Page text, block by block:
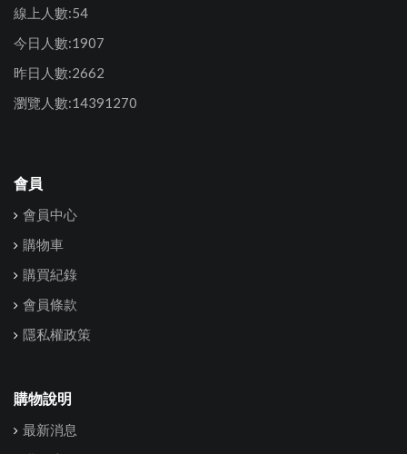
線上人數:54
今日人數:1907
昨日人數:2662
瀏覽人數:14391270
會員
會員中心
購物車
購買紀錄
會員條款
隱私權政策
購物說明
最新消息